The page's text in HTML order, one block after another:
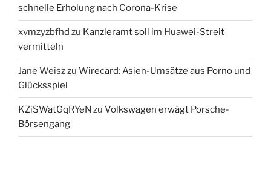
schnelle Erholung nach Corona-Krise
xvmzyzbfhd zu Kanzleramt soll im Huawei-Streit
vermitteln
Jane Weiszzu Wirecard: Asien-Umsätze aus Porno und
Glücksspiel
KZiSWatGqRYeN zu Volkswagen erwägt Porsche-
Börsengang